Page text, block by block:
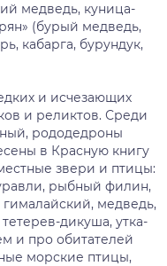
медведь, куница-
(бурый медведь,
кабарга, бурундук,
и исчезающих
и реликтов. Среди
рододедроны
в Красную книгу
звери и птицы:
рыбный филин,
медведь,
дикуша, утка-
и про обитателей
морские птицы,